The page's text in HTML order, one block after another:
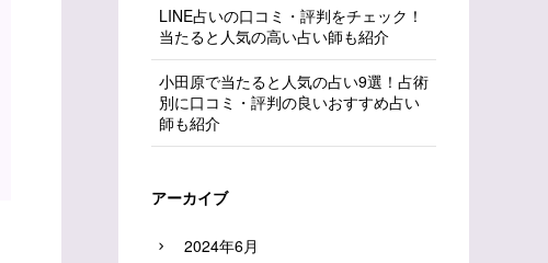
LINE占いの口コミ・評判をチェック！
当たると人気の高い占い師も紹介
小田原で当たると人気の占い9選！占術
別に口コミ・評判の良いおすすめ占い
師も紹介
アーカイブ
2024年6月